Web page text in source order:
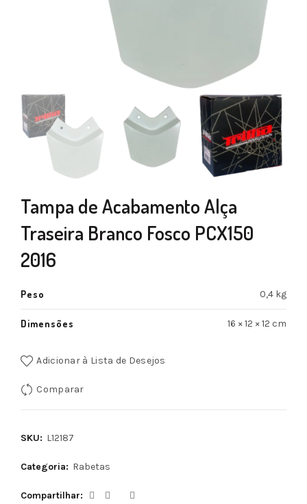
Tampa de Acabamento Alça
Traseira Branco Fosco PCX150
2016
Peso 0,4 kg
Dimensões 16 × 12 × 12 cm
Adicionar à Lista de Desejos
Comparar
SKU: L12187
Categoria: Rabetas
Compartilhar